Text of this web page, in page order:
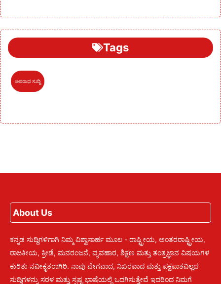
Tags
ಅಪರಾಧ ಸುದ್ದಿ
About Us
ಕನ್ನಡ ಸುದ್ದಿಗಳಿಗಾಗಿ ನಿಮ್ಮ ವಿಶ್ವಾಸಾರ್ಹ ಮೂಲ - ರಾಷ್ಟ್ರೀಯ, ಅಂತರರಾಷ್ಟ್ರೀಯ,
ರಾಜಕೀಯ, ಕ್ರೀಡೆ, ಮನರಂಜನೆ, ವ್ಯವಹಾರ, ಶಿಕ್ಷಣ ಮತ್ತು ತಂತ್ರಜ್ಞಾನ ವಿಷಯಗಳ
ಕುರಿತು ನವೀಕೃತರಾಗಿರಿ. ನಾವು ವೇಗವಾದ, ನಿಖರವಾದ ಮತ್ತು ಪಕ್ಷಪಾತವಿಲ್ಲದ
ಸುದ್ದಿಗಳನ್ನು ಸರಳ ಮತ್ತು ಸ್ಪಷ್ಟ ಭಾಷೆಯಲ್ಲಿ ಒದಗಿಸುತ್ತೇವೆ ಇದರಿಂದ ನಿಮಗೆ